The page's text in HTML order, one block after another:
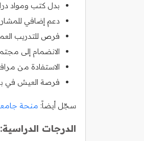
بدل كتب ومواد
دعم إضافي
فرص للتدريب
الانضمام إلى
الاستفادة من
فرصة العيش في
سجّل أيضاً: منحة
الدرجات الدراسية: